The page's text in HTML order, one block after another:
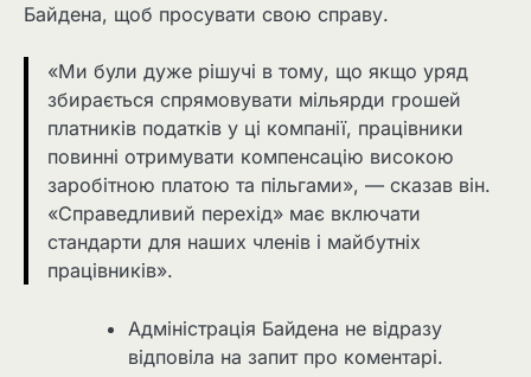
Байдена, щоб просувати свою справу.
«Ми були дуже рішучі в тому, що якщо уряд
збирається спрямовувати мільярди грошей
платників податків у ці компанії, працівники
повинні отримувати компенсацію високою
заробітною платою та пільгами», — сказав він.
«Справедливий перехід» має включати
стандарти для наших членів і майбутніх
працівників».
Адміністрація Байдена не відразу
відповіла на запит про коментарі.